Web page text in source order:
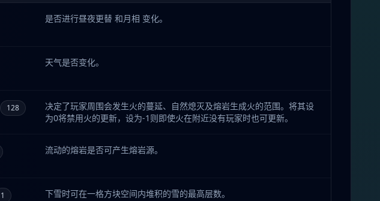
是否进行昼夜更替 和月相 变化。
天气是否变化。
128
决定了玩家周围会发生火的蔓延、自然熄灭及熔岩生成火的范围。将其设
为0将禁用火的更新，设为-1则即使火在附近没有玩家时也可更新。
流动的熔岩是否可产生熔岩源。
1 下雪时可在一格方块空间内堆积的雪的最高层数。